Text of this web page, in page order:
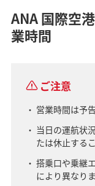
ANA 国際空
業時間
ご注意
営業時間は予
当日の運航状
たは休止する
搭乗口や乗継
により異なりま